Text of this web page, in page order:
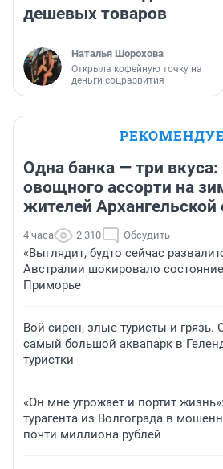
дешевых товаров
Наталья Шорохова
Открыла кофейную точку на
деньги соцразвития
Одна банка — три вкуса:
овощного ассорти на
жителей Архангельской
4 часа 2 310 Обсудить
«Выглядит, будто сейчас
Австралии шокировало
Приморье
Вой сирен, злые туристы и грязь.
самый большой аквапарк в
туристки
«Он мне угрожает и портит
турагента из Волгограда в
почти миллиона рублей